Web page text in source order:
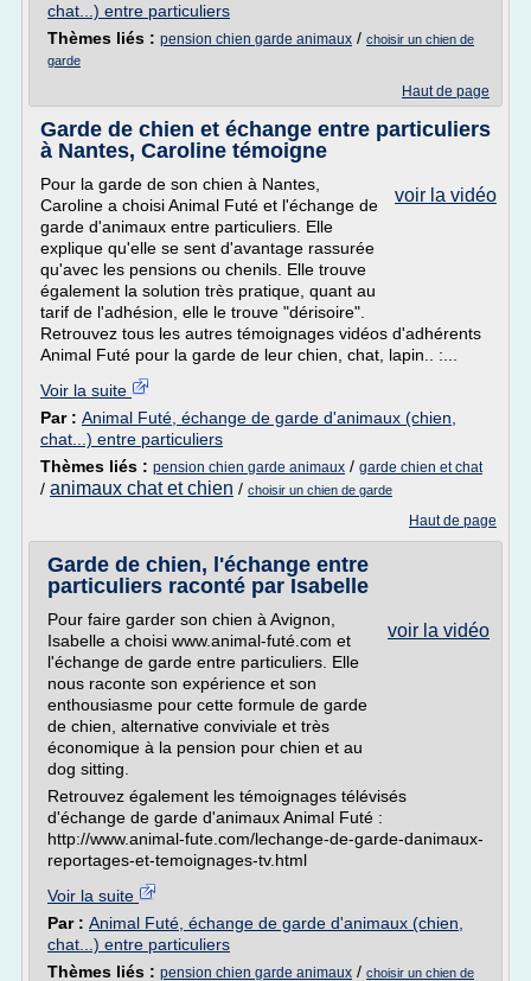
chat...) entre particuliers
Thèmes liés : pension chien garde animaux / choisir un chien de
garde
Haut de page
Garde de chien et échange entre particuliers
à Nantes, Caroline témoigne
voir la vidéo
Pour la garde de son chien à Nantes,
Caroline a choisi Animal Futé et l'échange de
garde d'animaux entre particuliers. Elle
explique qu'elle se sent d'avantage rassurée
qu'avec les pensions ou chenils. Elle trouve
également la solution très pratique, quant au
tarif de l'adhésion, elle le trouve "dérisoire".
Retrouvez tous les autres témoignages vidéos d'adhérents
Animal Futé pour la garde de leur chien, chat, lapin.. :...
Voir la suite
Par : Animal Futé, échange de garde d'animaux (chien,
chat...) entre particuliers
Thèmes liés : pension chien garde animaux / garde chien et chat
/ animaux chat et chien / choisir un chien de garde
Haut de page
Garde de chien, l'échange entre
particuliers raconté par Isabelle
voir la vidéo
Pour faire garder son chien à Avignon,
Isabelle a choisi www.animal-futé.com et
l'échange de garde entre particuliers. Elle
nous raconte son expérience et son
enthousiasme pour cette formule de garde
de chien, alternative conviviale et très
économique à la pension pour chien et au
dog sitting.
Retrouvez également les témoignages télévisés
d'échange de garde d'animaux Animal Futé :
http://www.animal-fute.com/lechange-de-garde-danimaux-
reportages-et-temoignages-tv.html
Voir la suite
Par : Animal Futé, échange de garde d'animaux (chien,
chat...) entre particuliers
Thèmes liés : pension chien garde animaux / choisir un chien de